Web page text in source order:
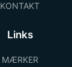
KONTAKT
Links
MÆRKER